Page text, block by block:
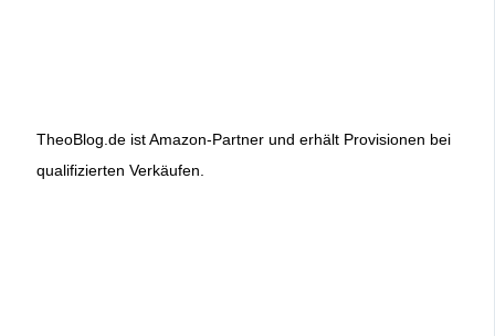
TheoBlog.de ist Amazon-Partner und erhält Provisionen bei
qualifizierten Verkäufen.